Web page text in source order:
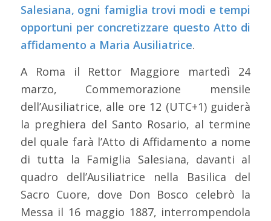
Salesiana, ogni famiglia trovi modi e tempi
opportuni per concretizzare questo Atto di
affidamento a Maria Ausiliatrice.
A Roma il Rettor Maggiore martedì 24
marzo, Commemorazione mensile
dell’Ausiliatrice, alle ore 12 (UTC+1) guiderà
la preghiera del Santo Rosario, al termine
del quale farà l’Atto di Affidamento a nome
di tutta la Famiglia Salesiana, davanti al
quadro dell’Ausiliatrice nella Basilica del
Sacro Cuore, dove Don Bosco celebrò la
Messa il 16 maggio 1887, interrompendola